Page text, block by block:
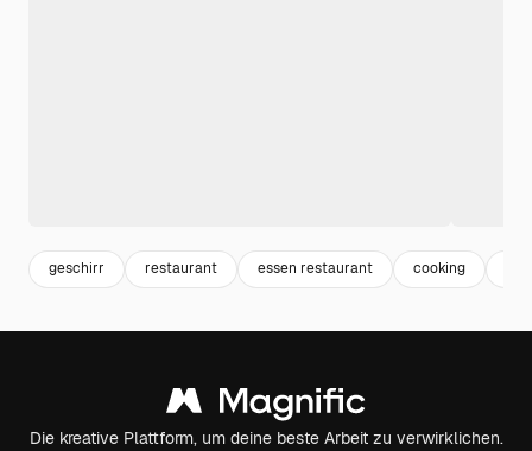
geschirr restaurant essen restaurant cooking
Die kreative Plattform, um deine beste Arbeit zu verwirklichen.